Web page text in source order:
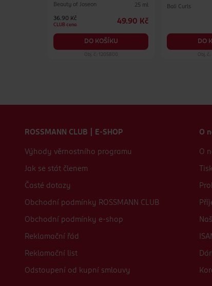
Beauty of Joseon 25 ml
36.90 Kč
CLUB cena 49.90 Kč
DO KOŠÍKU
Obj. č.: 1205800
Bali Curls
DO
Obj.
ROSSMANN CLUB | E-SHOP
Výhody věrnostního programu
Jak se stát členem
Časté dotazy
Obchodní podmínky ROSSMANN CLUB
Obchodní podmínky e-shop
Reklamační řád
Reklamační list
Odstoupení od kupní smlouvy
O
O